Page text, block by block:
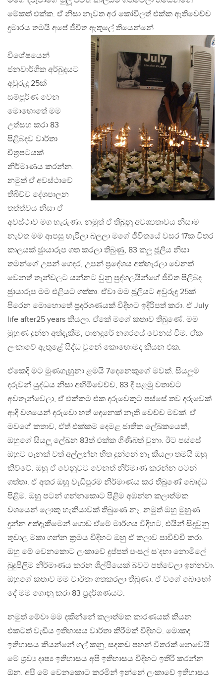
මේකත් එක්ක. ඒ නිසා නැවත අර කෝවිලත් එක්ක ඇතිවෙච්ච
දුමාරය තමයි අපේ ජීවිත ඇතුලේ තියෙන්නේ.
විශේෂයෙන්
ජනවාර්ගික අර්බුදයට
අවුරුදු 25ක්
සම්පූර්ණ වෙන
මොහොතේ මම
උත්සහ කරා 83
පිළිබදව වාර්තා
චිත‍්‍රපටයක්
නිර්මාණය කරන්න.
නමුත් ඒ අවස්ථාවේ
තිබිච්ච දේශපාලන
තත්ත්වය නිසා ඒ
අවස්ථාව මග හැරුණා. නමුත් ඒ තිබුනු අවශ්‍යතාවය නිසාම
නැවත මම ආපසු හැරිලා බලලා මගේ ජීවිතයේ වසර 17ක විතර
කාලයක් ඡුායාරූප ගත කරලා තිබුණු, 83 කලූ ජූලිය නිසා
තමන්ගේ උපන් ගෙදර, උපන් ප‍්‍රදේශය අත්හැරලා වෙනත්
වෙනත් තැන්වලට යන්නට වුනු පුද්ගලයින්ගේ ජීවිත පිලිබද
ඡුායාරූප මම එළියට ගත්තා. ඒවා මම ජූලියට අවුරුදු 25ක්
පිරෙන මොහොතේ ප‍්‍රදර්ශණයක් විදිහට ඉදිරිපත් කරා. ඒ July
life after25 years කියලා. ඒකේ මගේ කතාව තිබුණේ. මම
මුහුණ දුන්න අත්දැකීම, පානදුරේ නගරයේ වෙනස් වීම. ඒක
ලංකාවේ ඇතුළේ සිද්ධ වුනේ කොහොමද කියන එක.
ඒකෙදි මට මුණගැහුනා ළමයි 7දෙනෙකුගේ මවක්. සියලූම
දරුවන් යුද්ධය නිසා අහිමිවෙච්ච, 83 දී පළමු වතාවට
අවතැන්වෙලා, ඒ එක්කම එක දරුවෙකුට පස්සේ තව දරුවෙක්
ආදී වශයෙන් දරුවො හත් දෙනෙක් නැති වෙච්ච මවක්. ඒ
මවගේ කතාව, ඒත් එක්කම දෙමළ ජාතික ලේඛකයෙක්,
ඔහුගේ සියලූ ලේඛන 83ත් එක්ක ගිණිබත් වුනා. ඊට පස්සේ
ඔහුට පෑනක් වත් අල්ලන්න හිත දුන්නේ නෑ කියලා තමයි ඔහු
කිව්වේ. ඔහු ඒ වෙනුවට වෙනත් නිර්මාණ කරන්න පටන්
ගත්තා. ඒ අතර ඔහු වැඩිපුරම නිර්මාණය කර තිබුණේ බෙෘද්ධ
පිළිම. ඔහු පටන් ගන්නකොට පිළිම අඹන්න කලාත්මක
වශයෙන් ලොකු හැකියාවක් තිබුණෙ නෑ. නමුත් ඔහු මුහුණ
දුන්න අත්දැකීමෙන් ගොඩ ඒමේ මාර්ගය විදිහට, එයින් සිදුවුනු
තුවාල මකා ගන්න ක‍්‍රමය විදිහට ඔහු ඒ කලාව පාවිච්චි කරා.
ඔහු මේ වෙනකොට ලංකාවේ දුප්පත් පංසල් ස`දහා නොමිලේ
බුදුපිලිම නිර්මාණය කරන ශිල්පියෙක් බවට පත්වෙලා ඉන්නවා.
ඔහුගේ කතාව මම වාර්තා ගතකරලා තිබුණා. ඒ වගේ බොහෝ
දේ මම ගොනු කරා 83 ප‍්‍රදර්ශණයට.
නමුත් මේවා මම දකින්නේ කලාත්මක කාරණයක් කියන
එකටත් වැඩිය ඉතිහාසය වාර්තා කිරීමක් විදිහට. මොකද
ඉතිහාසය කියන්නේ ගල් කනු, සදකඩ පහන් විතරක් නෙවෙයි.
මේ ශ‍්‍රව්‍ය දෘෂ්‍ය ඉතිහාසය අපි ඉතිහාසය විදිහට ඉතිරි කරන්න
ඕන. අපි මේ වෙනකොට කරමින් ඉන්නේ ලංකාවේ ඉතිහාසය